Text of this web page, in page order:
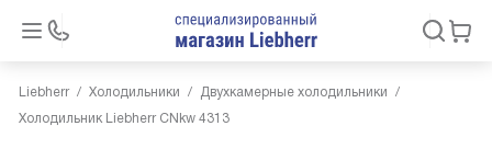
Liebherr Холодильники
Двухкамерные холодильники
Холодильник Liebherr CNkw 4313